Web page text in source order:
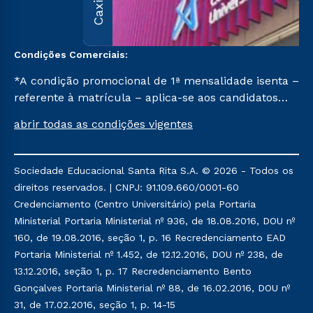
Condições Comerciais:
*A condição promocional de 1ª mensalidade isenta –
referente à matrícula – aplica-se aos candidatos
na prova on-line ou agendada, que ofertam bolsas
semestre de 2023, que ainda não tenham efetivado
e/ou não tenham cancelado ou trancado sua
matrícula em uma das Instituições da Cruzeiro do
Sul Educacional, no período de 1 ano. Tais condições
não se aplicam aos cursos de Medicina, e também
para matriculados via FIES, Prouni e outros
programas governamentais, e não se acumula com
nenhuma outra campanha ofertada pela Instituição.
abrir todas as condições vigentes
Sociedade Educacional Santa Rita S.A. © 2026 - Todos os
direitos reservados. | CNPJ: 91.109.660/0001-60
Credenciamento (Centro Universitário) pela Portaria
Ministerial Portaria Ministerial nº 936, de 18.08.2016, DOU nº
160, de 19.08.2016, seção 1, p. 16 Recredenciamento EAD
Portaria Ministerial nº 1.452, de 12.12.2016, DOU nº 238, de
13.12.2016, seção 1, p. 17 Recredenciamento Bento
Gonçalves Portaria Ministerial nº 88, de 16.02.2016, DOU nº
31, de 17.02.2016, seção 1, p. 14-15